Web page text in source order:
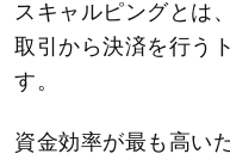
スキャルピングとは
取引から決済を行う
す。
資金効率が最も高いた